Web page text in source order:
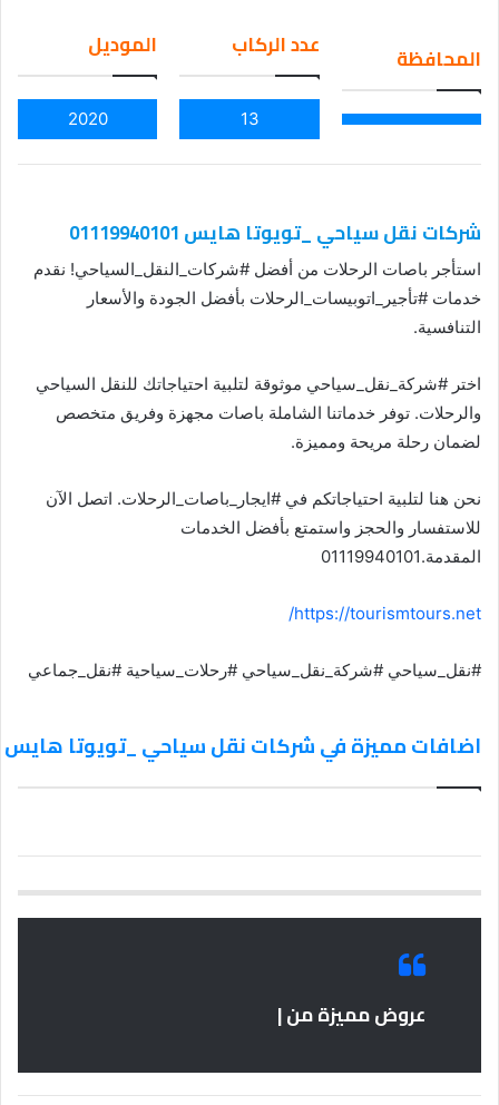
ail
المحافظة عدد الركاب
13
الموديل
2020
شركات نقل سياحي _تويوتا هايس 01119940101
استأجر باصات الرحلات من أفضل #شركات_النقل_السياحي! نقدم
خدمات #تأجير_اتوبيسات_الرحلات بأفضل الجودة والأسعار
التنافسية.
اختر #شركة_نقل_سياحي موثوقة لتلبية احتياجاتك للنقل السياحي
والرحلات. توفر خدماتنا الشاملة باصات مجهزة وفريق متخصص
لضمان رحلة مريحة ومميزة.
نحن هنا لتلبية احتياجاتكم في #ايجار_باصات_الرحلات. اتصل الآن
للاستفسار والحجز واستمتع بأفضل الخدمات
المقدمة.01119940101
https://tourismtours.net/
#نقل_سياحي #شركة_نقل_سياحي #رحلات_سياحية #نقل_جماعي
اضافات مميزة في شركات نقل سياحي _تويوتا هايس 01119940101
عروض مميزة من |